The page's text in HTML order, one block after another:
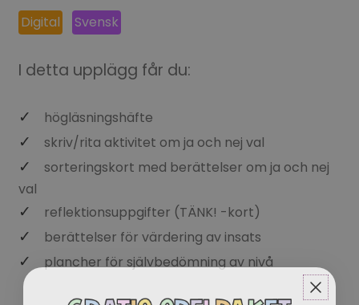
Digital Svensk
I detta upplägg får du:
högläsningshäfte
skriv/rita aktivitet om ja och nej val
sorteringskort med berättelser om ja och nej
val
reflektionsuppgifter (TÄNK! -kort)
berättelser för värdering av insats
plancher för självbedömning av nivå